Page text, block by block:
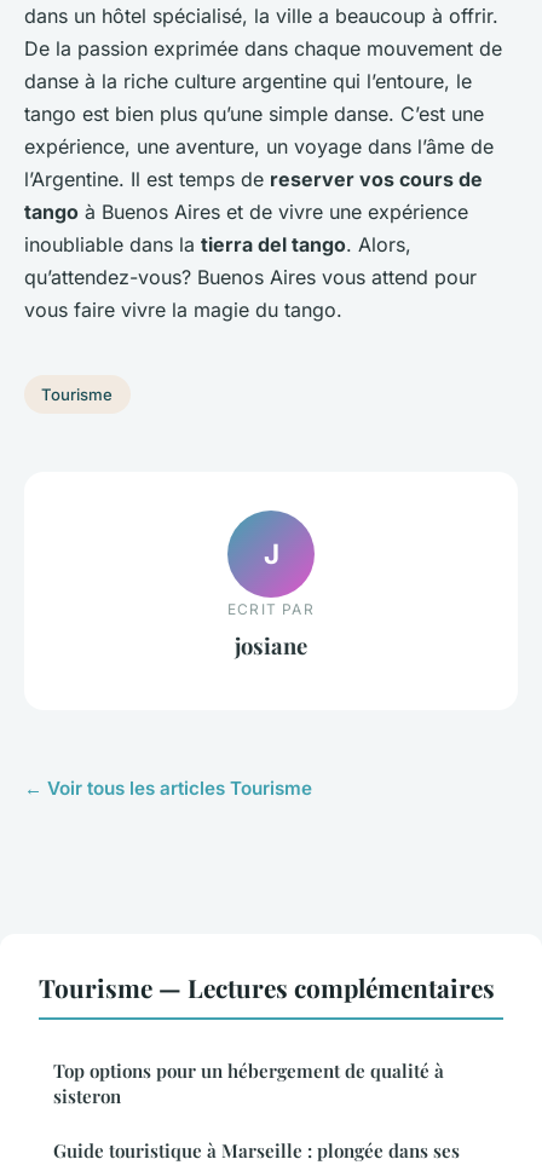
dans un hôtel spécialisé, la ville a beaucoup à offrir.
De la passion exprimée dans chaque mouvement de
danse à la riche culture argentine qui l’entoure, le
tango est bien plus qu’une simple danse. C’est une
expérience, une aventure, un voyage dans l’âme de
l’Argentine. Il est temps de reserver vos cours de
tango à Buenos Aires et de vivre une expérience
inoubliable dans la tierra del tango. Alors,
qu’attendez-vous? Buenos Aires vous attend pour
vous faire vivre la magie du tango.
Tourisme
J
ECRIT PAR
josiane
← Voir tous les articles Tourisme
Tourisme — Lectures complémentaires
Top options pour un hébergement de qualité à
sisteron
Guide touristique à Marseille : plongée dans ses